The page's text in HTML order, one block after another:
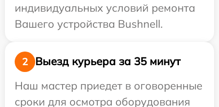
индивидуальных условий ремонта
Вашего устройства Bushnell.
2
Выезд курьера за 35 минут
Наш мастер приедет в оговоренные
сроки для осмотра оборудования